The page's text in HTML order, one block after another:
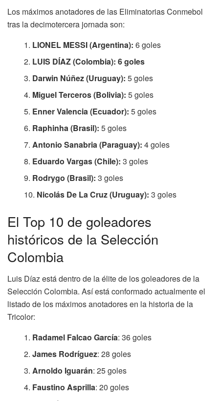
Los máximos anotadores de las Eliminatorias Conmebol
tras la decimotercera jornada son:
LIONEL MESSI (Argentina): 6 goles
LUIS DÍAZ (Colombia): 6 goles
Darwin Núñez (Uruguay): 5 goles
Miguel Terceros (Bolivia): 5 goles
Enner Valencia (Ecuador): 5 goles
Raphinha (Brasil): 5 goles
Antonio Sanabria (Paraguay): 4 goles
Eduardo Vargas (Chile): 3 goles
Rodrygo (Brasil): 3 goles
Nicolás De La Cruz (Uruguay): 3 goles
El Top 10 de goleadores
históricos de la Selección
Colombia
Luis Díaz está dentro de la élite de los goleadores de la
Selección Colombia. Así está conformado actualmente el
listado de los máximos anotadores en la historia de la
Tricolor:
Radamel Falcao García: 36 goles
James Rodríguez: 28 goles
Arnoldo Iguarán: 25 goles
Faustino Asprilla: 20 goles